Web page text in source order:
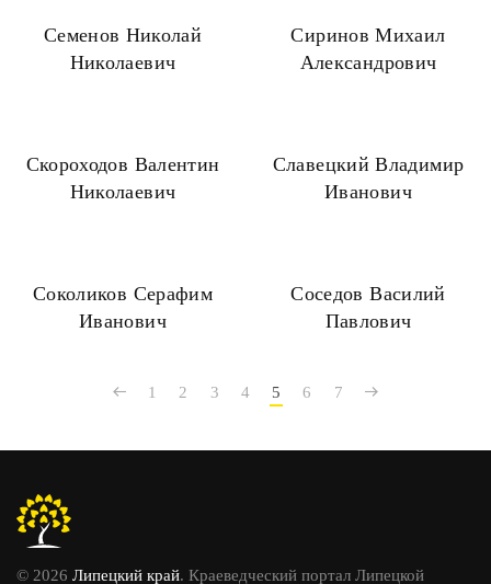
Семенов Николай
Николаевич
Сиринов Михаил
Александрович
Скороходов Валентин
Николаевич
Славецкий Владимир
Иванович
Соколиков Серафим
Иванович
Соседов Василий
Павлович
1 2 3 4 5 6 7
© 2026 Липецкий край. Краеведческий портал Липецкой